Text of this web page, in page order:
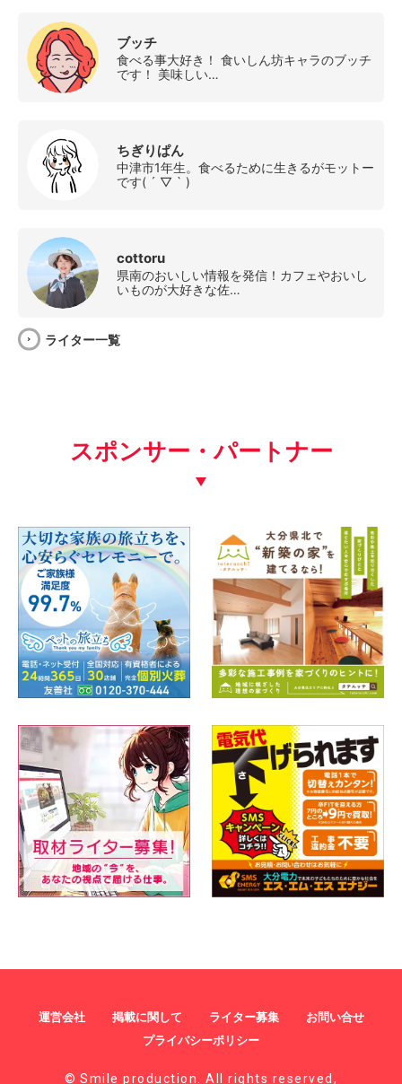
ブッチ
食べる事大好き！ 食いしん坊キャラのブッチ
です！ 美味しい…
ちぎりぱん
中津市1年生。食べるために生きるがモットー
です( ´ ▽ ` )
cottoru
県南のおいしい情報を発信！カフェやおいし
いものが大好きな佐…
ライター一覧
スポンサー・パートナー
運営会社 掲載に関して ライター募集
お問い合せ
プライバシーポリシー
© Smile production. All rights reserved,